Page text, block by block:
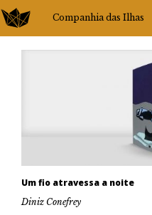
Companhia das Ilhas
Um fio atravessa a noite
Diniz Conefrey